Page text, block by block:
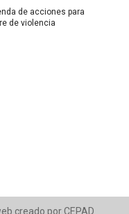
de acciones para
de violencia
creado por CEPAD